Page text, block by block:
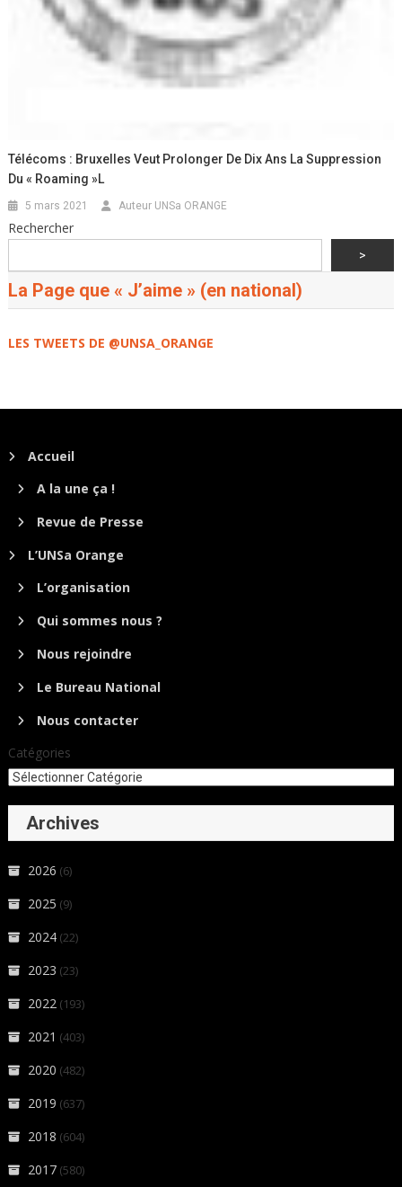
Télécoms : Bruxelles Veut Prolonger De Dix Ans La Suppression
Du « Roaming »l
5 mars 2021 Auteur UNSa ORANGE
Rechercher
>
La Page que « J’aime » (en national)
LES TWEETS DE @UNSA_ORANGE
Accueil
A la une ça !
Revue de Presse
L’UNSa Orange
L’organisation
Qui sommes nous ?
Nous rejoindre
Le Bureau National
Nous contacter
Catégories
Archives
2026 (6)
2025 (9)
2024 (22)
2023 (23)
2022 (193)
2021 (403)
2020 (482)
2019 (637)
2018 (604)
2017 (580)